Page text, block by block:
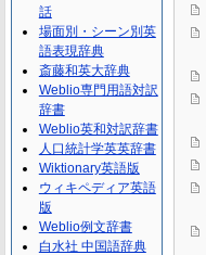
話
場面別・シーン別英
語表現辞典
斎藤和英大辞典
Weblio専門用語対訳
辞書
Weblio英和対訳辞書
人口統計学英英辞書
Wiktionary英語版
ウィキペディア英語
版
Weblio例文辞書
白水社 中国語辞典